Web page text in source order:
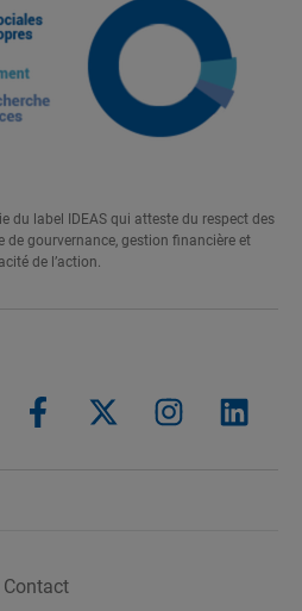
du label IDEAS qui atteste du respect des
de gourvernance, gestion financière et
de l’action.
Contact